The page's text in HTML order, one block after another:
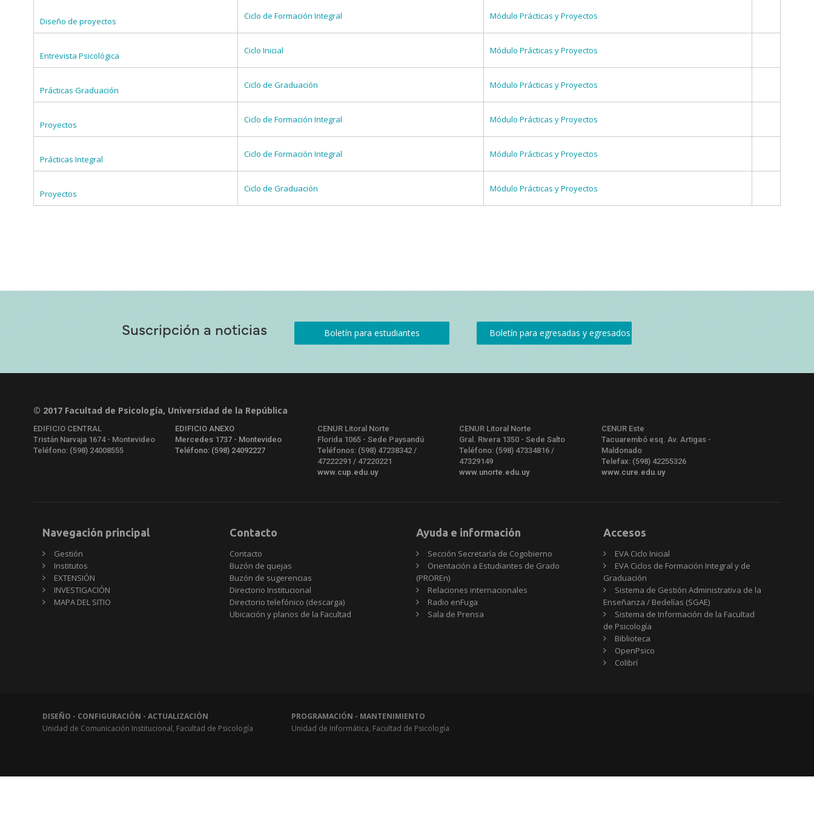
Diseño de proyectos Ciclo de Formación Integral Módulo Prácticas y Proyectos
Entrevista Psicológica Ciclo Inicial Módulo Prácticas y Proyectos
Prácticas Graduación Ciclo de Graduación Módulo Prácticas y Proyectos
Proyectos Ciclo de Formación Integral Módulo Prácticas y Proyectos
Prácticas Integral Ciclo de Formación Integral Módulo Prácticas y Proyectos
Proyectos Ciclo de Graduación Módulo Prácticas y Proyectos
Suscripción a noticias
© 2017 Facultad de Psicología, Universidad de la República
EDIFICIO CENTRAL
Tristán Narvaja 1674 - Montevideo
Teléfono: (598) 24008555
EDIFICIO ANEXO
Mercedes 1737 - Montevideo
Teléfono: (598) 24092227
CENUR Litoral Norte
Florida 1065 - Sede Paysandú
Teléfonos: (598) 47238342 /
47222291 / 47220221
www.cup.edu.uy
CENUR Litoral Norte
Gral. Rivera 1350 - Sede Salto
Teléfono: (598) 47334816 /
47329149
www.unorte.edu.uy
CENUR Este
Tacuarembó esq. Av. Artigas -
Maldonado
Telefax: (598) 42255326
www.cure.edu.uy
Navegación principal
Gestión
Institutos
EXTENSIÓN
INVESTIGACIÓN
MAPA DEL SITIO
Contacto
Contacto
Buzón de quejas
Buzón de sugerencias
Directorio Institucional
Directorio telefónico (descarga)
Ubicación y planos de la Facultad
Ayuda e información
Sección Secretaría de Cogobierno
Orientación a Estudiantes de Grado
(PROREn)
Relaciones internacionales
Radio enFuga
Sala de Prensa
Accesos
EVA Ciclo Inicial
EVA Ciclos de Formación Integral y de
Graduación
Sistema de Gestión Administrativa de la
Enseñanza / Bedelías (SGAE)
Sistema de Información de la Facultad
de Psicología
Biblioteca
OpenPsico
Colibrí
DISEÑO - CONFIGURACIÓN - ACTUALIZACIÓN
Unidad de Comunicación Institucional, Facultad de Psicología
PROGRAMACIÓN - MANTENIMIENTO
Unidad de Informática, Facultad de Psicología